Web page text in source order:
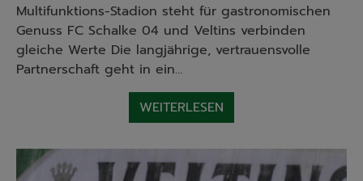
Multifunktions-Stadion steht für gastronomischen
Genuss FC Schalke 04 und Veltins verbinden
gleiche Werte Die langjährige, vertrauensvolle
Partnerschaft geht in ein…
WEITERLESEN